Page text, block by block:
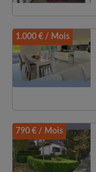
1.000 € / Mois
790 € / Mois